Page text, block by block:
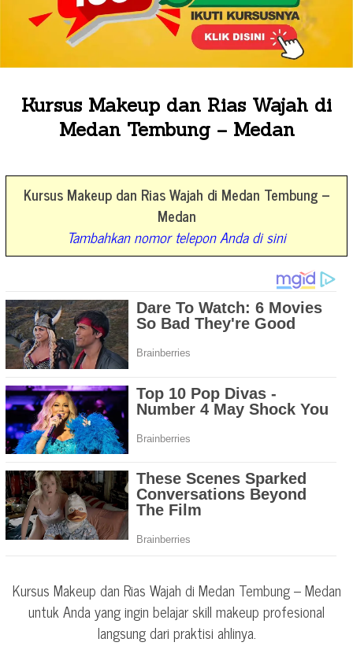
Kursus Makeup dan Rias Wajah di
Medan Tembung – Medan
Kursus Makeup dan Rias Wajah di Medan Tembung –
Medan
Tambahkan nomor telepon Anda di sini
Kursus Makeup dan Rias Wajah di Medan Tembung – Medan
untuk Anda yang ingin belajar skill makeup profesional
langsung dari praktisi ahlinya.